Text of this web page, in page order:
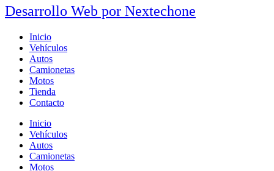
Desarrollo Web por Nextechone
Inicio
Vehículos
Autos
Camionetas
Motos
Tienda
Contacto
Inicio
Vehículos
Autos
Camionetas
Motos